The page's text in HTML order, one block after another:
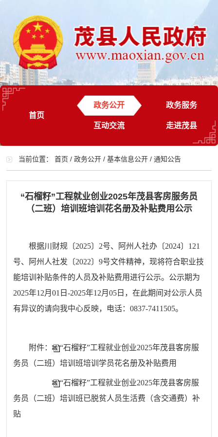
首页
政务公开 政务服务
互动交流 走进茂县
当前位置：首页 /政务公开 /基本信息公开 /通知公告
“石榴籽”工程就业创业2025年茂县客房服务员
（二班）培训班培训花名册及补贴费用公示
根据川财规 〔2025〕 2号、 阿州人社办〔2024〕 121
号、 阿州人社发 〔2022〕9号文件精神，现将符合职业技
能培训补贴条件的人员及补贴费用进行公示。公示期为
2025年12月01 日-2025年12月05 日 ，在此期间对公示人员
有异议的请向我中心反映，电话：0837-7411505。
附件：
“石榴籽”工程就业创业2025年茂县客房服
务员（二班）培训班培训学员花名册及补贴费用
“石榴籽”工程就业创业2025年茂县客房服
务员（二班）培训班已脱贫人员生活费（含交通费）补
贴